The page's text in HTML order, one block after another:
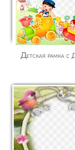
Детская рамка с Днём рождения, вставить